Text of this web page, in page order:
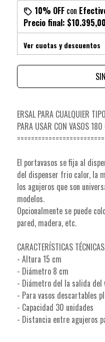
10% OFFcon
Precio final: $10.395,00
Ver cuotas y descuentos
ERSAL PARA CUALQUIER
PARA USAR CON VASOS
El portavasos se fija al
del dispenser frio calor, la
los agujeros que son
modelos.
Opcionalmente se puede
pared, madera, etc.
CARACTERÍSTICAS
- Altura 15 cm
- Diámetro 8 cm
- Diámetro del la salida del
- Para vasos descartables
- Capacidad 30 unidades
- Distancia entre agujeros